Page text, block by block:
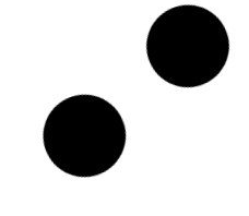
Welke maat halsband heeft
Leren halsbanden vs. nylon
Mini lening zonder BKR: snel
Gesloten aanhangers huren bij
betaalbaar
Van frustratie naar resultaat: de